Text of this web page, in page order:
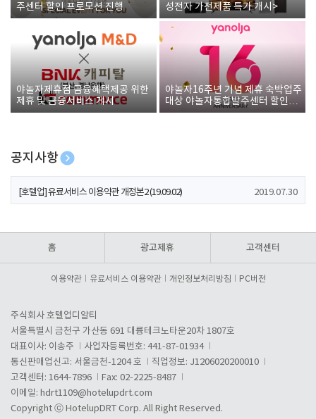
주센터 할인 프로모션 진행
성전자 가전제품 특가 개시>
야놀자제휴점 금융혜택제공 위한
제휴 및 금융서비스 게시
야놀자16주년 기념 제휴 숙박업주
대상 야놀자통합발주센터 할인쿠
폰 증정
공지사항
[호텔업] 개인정보 처리방침 개정본1 (19.09.02)
[호텔업] 유료서비스 이용약관 개정본2 (19.09.02) 2019.07.30
홈 광고제휴 고객센터
이용약관 유료서비스 이용약관 개인정보처리방침 PC버전
주식회사 호텔업디알티
서울특별시 금천구 가산동 691 대륭테크노타운20차 1807호
대표이사: 이송주
사업자등록번호: 441-87-01934
통신판매업신고: 서울금천-1204 호
직업정보: J1206020200010
고객센터: 1644-7896
Fax: 02-2225-8487
이메일: hdrt1109@hotelupdrt.com
Copyright ⓒ HotelupDRT Corp. All Right Reserved.